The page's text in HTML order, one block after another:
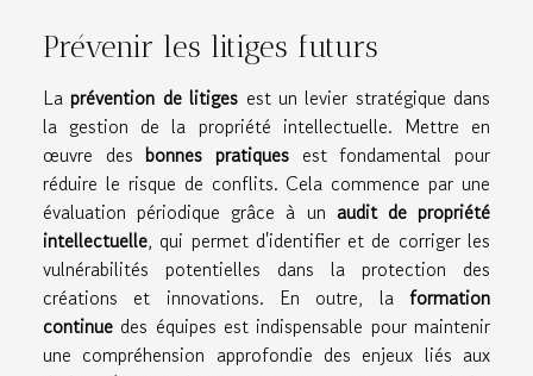
Prévenir les litiges futurs
La prévention de litiges est un levier stratégique dans
la gestion de la propriété intellectuelle. Mettre en
œuvre des bonnes pratiques est fondamental pour
réduire le risque de conflits. Cela commence par une
évaluation périodique grâce à un audit de propriété
intellectuelle, qui permet d'identifier et de corriger les
vulnérabilités potentielles dans la protection des
créations et innovations. En outre, la formation
continue des équipes est indispensable pour maintenir
une compréhension approfondie des enjeux liés aux